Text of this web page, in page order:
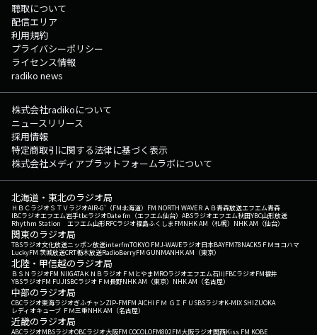
聴取について
配信エリア
利用規約
プライバシーポリシー
ライセンス情報
radiko news
株式会社radikoについて
ニュースリリース
採用情報
特定商取引に関する法律に基づく表示
株式会社メディアプラットフォームラボについて
北海道・東北のラジオ局
ＨＢＣラジオＳＴＶラジオAIR-G'（FM北海道） FM NORTH WAVEＲＡＢ青森放送エフエム青森
IBCラジオエフエム岩手tbcラジオDate fm（エフエム仙台） ABSラジオエフエム秋田YBC山形放送
Rhythm Station エフエム山形RFCラジオ福島ふくしまFMNHK AM（札幌） NHK AM（仙台）
関東のラジオ局
TBSラジオ文化放送ニッポン放送interfmTOKYO FMJ-WAVEラジオ日本BAYFM78NACK5 ＦＭヨコハマ
LuckyFM 茨城放送CRT栃木放送RadioBerryFM GUNMANHK AM（東京）
北陸・甲信越のラジオ局
ＢＳＮラジオFM NIIGATAＫＮＢラジオ ＦＭとやまMROラジオエフエム石川FBCラジオFM福井
YBSラジオFM FUJISBCラジオ ＦＭ長野NHK AM（東京） NHK AM（名古屋）
中部のラジオ局
CBCラジオ東海ラジオぎふチャンZIP-FMFM AICHI ＦＭ ＧＩＦＵ SBSラジオK-MIX SHIZUOKA
レディオキューブ ＦＭ三重NHK AM（名古屋）
近畿のラジオ局
ABCラジオMBSラジオOBCラジオ大阪FM COCOLOFM802FM大阪ラジオ関西Kiss FM KOBE